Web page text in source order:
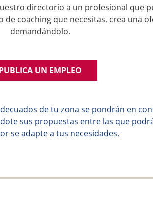
directorio a un profesional que
de coaching que necesitas, crea una
demandándolo.
PUBLICA UN EMPLEO
de tu zona se pondrán en
sus propuestas entre las que
se adapte a tus necesidades.